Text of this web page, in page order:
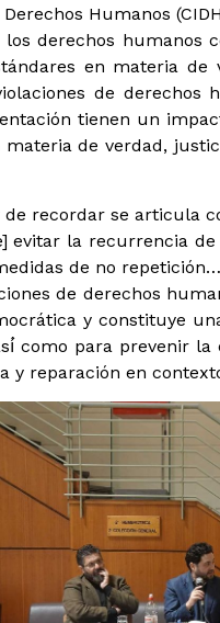
Humanos
derechos humanos
en materia
de derechos
tienen un
de verdad,
recordar se articula
evitar la recurrencia
de no
de derechos
y constituye
como para prevenir la
y reparación en